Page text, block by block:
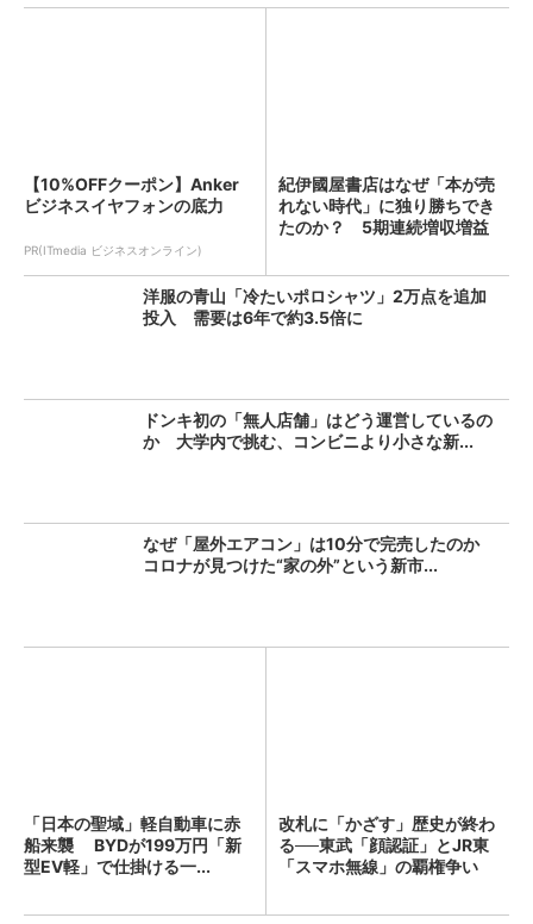
【10%OFFクーポン】Anker
ビジネスイヤフォンの底力
PR(ITmedia ビジネスオンライン)
紀伊國屋書店はなぜ「本が売
れない時代」に独り勝ちでき
たのか？ 5期連続増収増益
洋服の青山「冷たいポロシャツ」2万点を追加
投入 需要は6年で約3.5倍に
ドンキ初の「無人店舗」はどう運営しているの
か 大学内で挑む、コンビニより小さな新...
なぜ「屋外エアコン」は10分で完売したのか
コロナが見つけた“家の外”という新市...
「日本の聖域」軽自動車に赤
船来襲 BYDが199万円「新
型EV軽」で仕掛ける一...
改札に「かざす」歴史が終わ
る──東武「顔認証」とJR東
「スマホ無線」の覇権争い